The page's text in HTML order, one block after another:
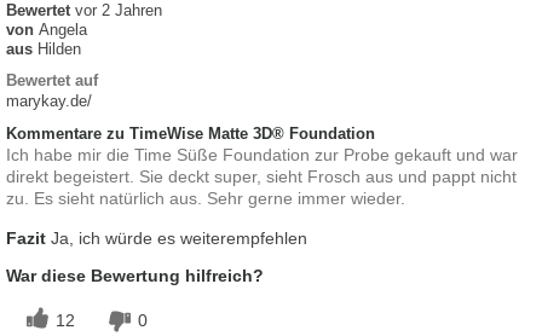
Bewertet vor 2 Jahren
von Angela
aus Hilden
Bewertet auf
marykay.de/
Kommentare zu TimeWise Matte 3D® Foundation
Ich habe mir die Time Süße Foundation zur Probe gekauft und war
direkt begeistert. Sie deckt super, sieht Frosch aus und pappt nicht
zu. Es sieht natürlich aus. Sehr gerne immer wieder.
Fazit Ja, ich würde es weiterempfehlen
War diese Bewertung hilfreich?
12 0